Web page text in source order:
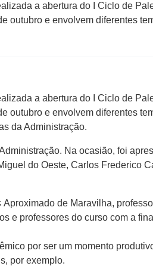
a abertura do I Ciclo de
outubro e envolvem diferentes
a abertura do I Ciclo de
outubro e envolvem diferentes
da Administração.
Na ocasião, foi
do Oeste, Carlos Frederico
Aproximado de Maravilha,
e professores do curso com a
por ser um momento
por exemplo.